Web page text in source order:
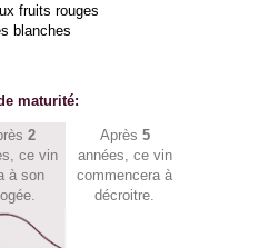
fruits rouges
blanches
maturité:
2
ce vin
à son
Après 5
années, ce vin
commencera à
décroitre.